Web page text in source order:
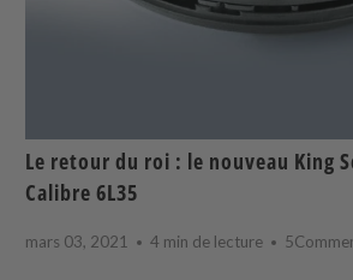
Le retour du roi : le nouveau King
Calibre 6L35
mars 03, 2021 4 min de lecture